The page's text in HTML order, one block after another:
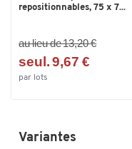
repositionnables, 75 x 7...
au lieu de 13,20 €
seul. 9,67 €
par lots
Variantes